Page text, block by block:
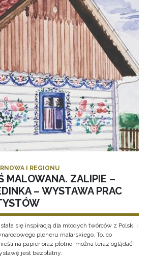
I REGIONU
MALOWANA. ZALIPIE –
– WYSTAWA PRAC
się inspiracją dla młodych twórców z Polski i
pleneru malarskiego. To, co
na papier oraz płótno, można teraz oglądać
jest bezpłatny.